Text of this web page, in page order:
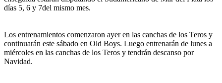
días 5, 6 y 7del mismo mes.
Los entrenamientos comenzaron ayer en las canchas de los Teros y
continuarán este sábado en Old Boys. Luego entrenarán de lunes a
miércoles en las canchas de los Teros y tendrán descanso por
Navidad.